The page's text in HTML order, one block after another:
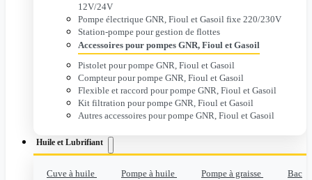
12V/24V
Pompe électrique GNR, Fioul et Gasoil fixe 220/230V
Station-pompe pour gestion de flottes
Accessoires pour pompes GNR, Fioul et Gasoil
Pistolet pour pompe GNR, Fioul et Gasoil
Compteur pour pompe GNR, Fioul et Gasoil
Flexible et raccord pour pompe GNR, Fioul et Gasoil
Kit filtration pour pompe GNR, Fioul et Gasoil
Autres accessoires pour pompe GNR, Fioul et Gasoil
Huile et Lubrifiant
Cuve à huile Pompe à huile Pompe à graisse
Bac